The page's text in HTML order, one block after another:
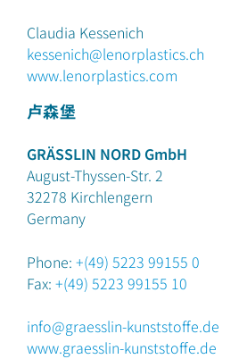
Claudia Kessenich
kessenich@lenorplastics.ch
www.lenorplastics.com
卢森堡
GRÄSSLIN NORD GmbH
August-Thyssen-Str. 2
32278 Kirchlengern
Germany
Phone: +(49) 5223 99155 0
Fax: +(49) 5223 99155 10
info@graesslin-kunststoffe.de
www.graesslin-kunststoffe.de